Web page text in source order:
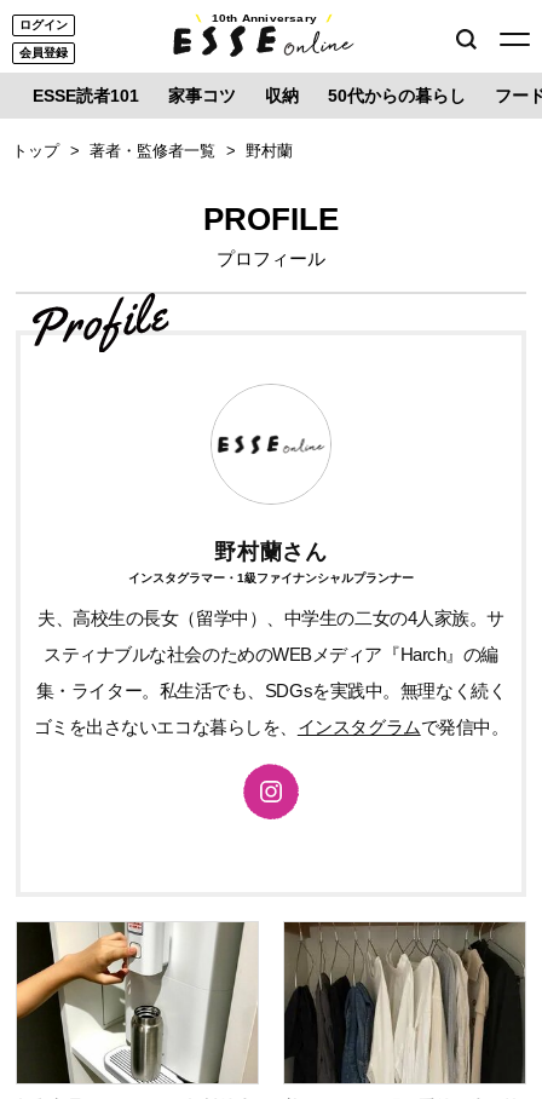
ログイン
会員登録
10th Anniversary
ESSE読者101 家事コツ 収納 50代からの暮らし フー
トップ 著者・監修者一覧 野村蘭
PROFILE
プロフィール
野村蘭さん
インスタグラマー・1級ファイナンシャルプランナー
夫、高校生の長女（留学中）、中学生の二女の4人家族。サ
スティナブルな社会のためのWEBメディア『Harch』の編
集・ライター。私生活でも、SDGsを実践中。無理なく続く
ゴミを出さないエコな暮らしを、 インスタグラムで発信中。